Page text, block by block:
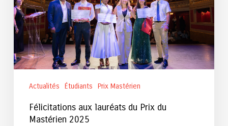
du
Mastérien
2025
Actualités Étudiants Prix Mastérien
Félicitations aux lauréats du Prix du
Mastérien 2025